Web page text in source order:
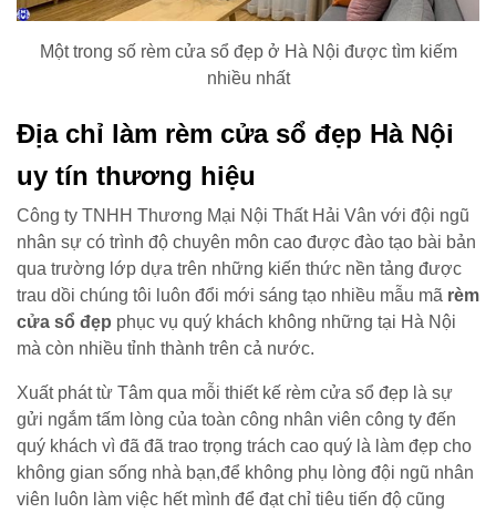
Một trong số rèm cửa sổ đẹp ở Hà Nội được tìm kiếm
nhiều nhất
Địa chỉ làm rèm cửa sổ đẹp Hà Nội
uy tín thương hiệu
Công ty TNHH Thương Mại Nội Thất Hải Vân với đội ngũ
nhân sự có trình độ chuyên môn cao được đào tạo bài bản
qua trường lớp dựa trên những kiến thức nền tảng được
trau dồi chúng tôi luôn đổi mới sáng tạo nhiều mẫu mã rèm
cửa sổ đẹp phục vụ quý khách không những tại Hà Nội
mà còn nhiều tỉnh thành trên cả nước.
Xuất phát từ Tâm qua mỗi thiết kế rèm cửa sổ đẹp là sự
gửi ngắm tấm lòng của toàn công nhân viên công ty đến
quý khách vì đã đã trao trọng trách cao quý là làm đẹp cho
không gian sống nhà bạn,để không phụ lòng đội ngũ nhân
viên luôn làm việc hết mình để đạt chỉ tiêu tiến độ cũng